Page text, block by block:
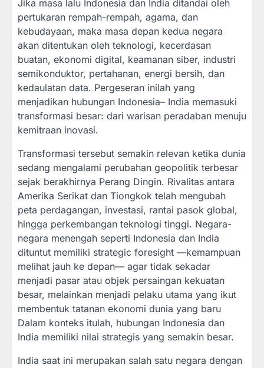
Jika masa lalu Indonesia dan India ditandai oleh
pertukaran rempah-rempah, agama, dan
kebudayaan, maka masa depan kedua negara
akan ditentukan oleh teknologi, kecerdasan
buatan, ekonomi digital, keamanan siber, industri
semikonduktor, pertahanan, energi bersih, dan
kedaulatan data. Pergeseran inilah yang
menjadikan hubungan Indonesia– India memasuki
transformasi besar: dari warisan peradaban menuju
kemitraan inovasi.
Transformasi tersebut semakin relevan ketika dunia
sedang mengalami perubahan geopolitik terbesar
sejak berakhirnya Perang Dingin. Rivalitas antara
Amerika Serikat dan Tiongkok telah mengubah
peta perdagangan, investasi, rantai pasok global,
hingga perkembangan teknologi tinggi. Negara-
negara menengah seperti Indonesia dan India
dituntut memiliki strategic foresight —kemampuan
melihat jauh ke depan— agar tidak sekadar
menjadi pasar atau objek persaingan kekuatan
besar, melainkan menjadi pelaku utama yang ikut
membentuk tatanan ekonomi dunia yang baru
Dalam konteks itulah, hubungan Indonesia dan
India memiliki nilai strategis yang semakin besar.
India saat ini merupakan salah satu negara dengan